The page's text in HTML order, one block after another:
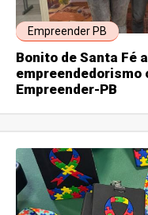
Empreender PB
Bonito de Santa Fé
empreendedorismo
Empreender-PB